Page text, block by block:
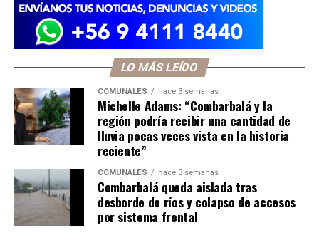
LO MÁS LEÍDO
COMUNALES hace 3 semanas
Michelle Adams: “Combarbalá y la
región podría recibir una cantidad de
lluvia pocas veces vista en la historia
reciente”
COMUNALES hace 3 semanas
Combarbalá queda aislada tras
desborde de ríos y colapso de accesos
por sistema frontal